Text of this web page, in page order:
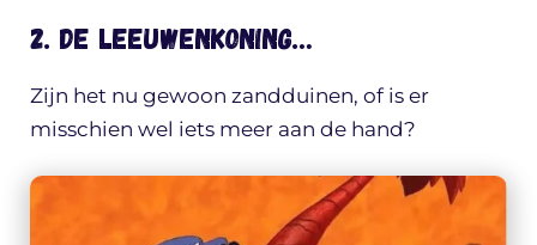
2. De leeuwenkoning…
Zijn het nu gewoon zandduinen, of is er
misschien wel iets meer aan de hand?